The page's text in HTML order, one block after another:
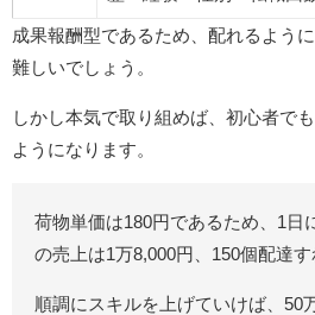
成果報酬型であるため、配れるよう
難しいでしょう。
しかし本気で取り組めば、初心者で
ようになります。
荷物単価は180円であるため、1日
の売上は1万8,000円、150個配達す
順調にスキルを上げていけば、50